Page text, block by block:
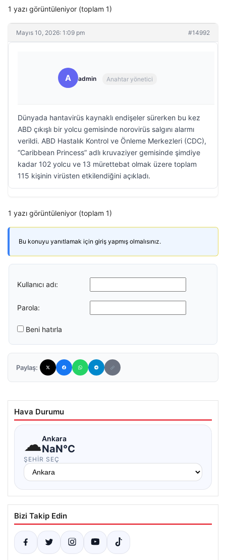
1 yazı görüntüleniyor (toplam 1)
Mayıs 10, 2026: 1:09 pm #14992
A admin Anahtar yönetici
Dünyada hantavirüs kaynaklı endişeler sürerken bu kez
ABD çıkışlı bir yolcu gemisinde norovirüs salgını alarmı
verildi. ABD Hastalık Kontrol ve Önleme Merkezleri (CDC),
“Caribbean Princess” adlı kruvaziyer gemisinde şimdiye
kadar 102 yolcu ve 13 mürettebat olmak üzere toplam
115 kişinin virüsten etkilendiğini açıkladı.
1 yazı görüntüleniyor (toplam 1)
Bu konuyu yanıtlamak için giriş yapmış olmalısınız.
Kullanıcı adı:
Parola:
Beni hatırla
Paylaş:
Hava Durumu
☁Ankara
NaN°C
ŞEHIR SEÇ
Bizi Takip Edin